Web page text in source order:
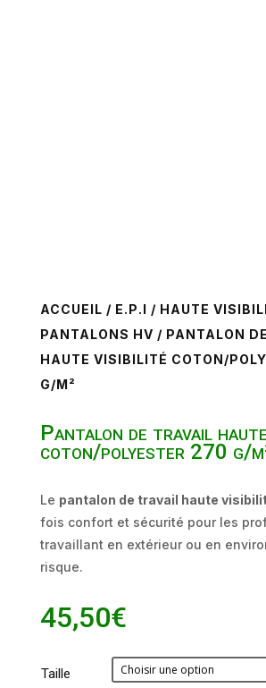
ACCUEIL / E.P.I / HAUTE
PANTALONS HV / PANTALON
HAUTE VISIBILITÉ COTON/
G/M²
Pantalon de travail
coton/polyester 270 g/
Le pantalon de travail haute
fois confort et sécurité pour les
travaillant en extérieur ou en
risque.
45,50€
Taille